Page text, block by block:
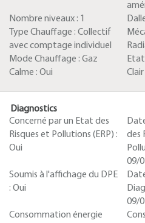
Nombre niveaux : 1
Type Chauffage : Collectif
avec comptage individuel
Mode Chauffage : Gaz
Calme : Oui Clair
Diagnostics
Concerné par un Etat des
Risques et Pollutions (ERP) :
Oui
des
09/
Soumis à l'affichage du DPE
: Oui
09/
Consommation énergie